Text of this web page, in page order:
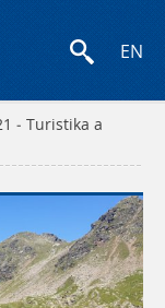
EN
- Turistika a